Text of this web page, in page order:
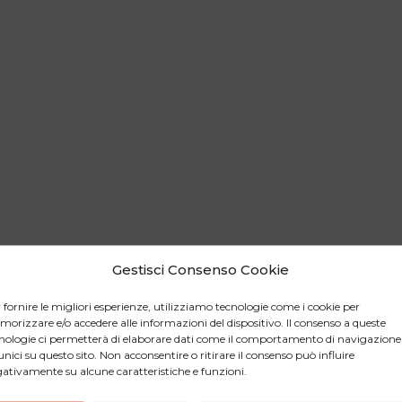
Gestisci Consenso Cookie
fornire le migliori esperienze, utilizziamo tecnologie come i cookie per
e/o accedere alle informazioni del dispositivo. Il consenso a queste
ci permetterà di elaborare dati come il comportamento di
su questo sito. Non acconsentire o ritirare il consenso può influire
su alcune caratteristiche e funzioni.